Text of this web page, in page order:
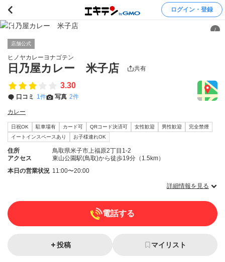
ログイン・登録
/
店舗公式
ヒノヤカレーヨナゴテン
日乃屋カレー 米子店 共有
3.30
口コミ 1件 写真 2件
カレー
日祝OK 駐車場有 カード可 QRコード決済可 女性歓迎 男性歓迎
完全禁煙
イートインスペースあり
お子様連れOK
住所
鳥取県米子市上福原2丁目1-2
アクセス
東山公園駅(鳥取)から徒歩19分（1.5km）
本日の営業状況 11:00〜20:00
詳細情報を見る
電話する
投稿 マイリスト